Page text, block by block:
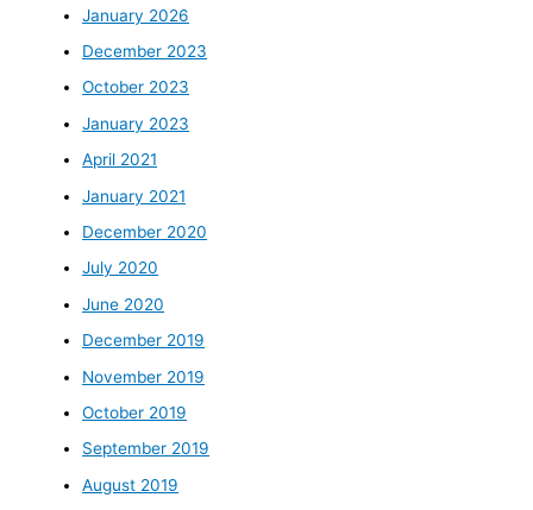
January 2026
December 2023
October 2023
January 2023
April 2021
January 2021
December 2020
July 2020
June 2020
December 2019
November 2019
October 2019
September 2019
August 2019